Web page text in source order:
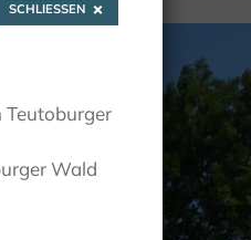
SCHLIESSEN
Teutoburger
Wald